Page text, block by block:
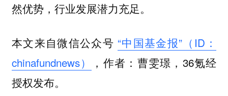
然优势，行业发展潜力充足。
本文来自微信公众号 “中国基金报”（ID：
chinafundnews）
，作者：曹雯璟，36氪经
授权发布。